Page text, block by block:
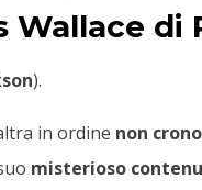
di
).
in ordine non
misterioso